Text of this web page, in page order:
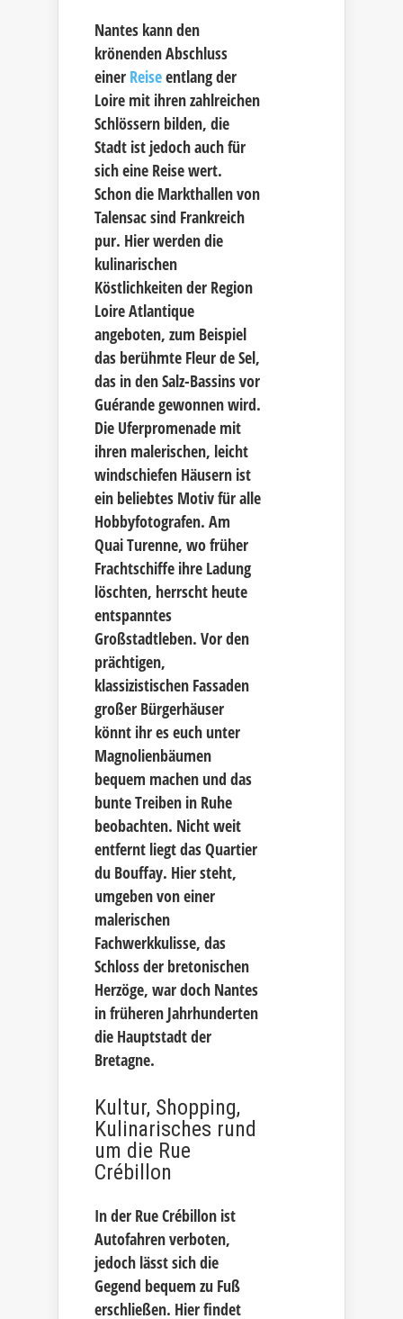
Nantes kann den
krönenden Abschluss
einer Reiseentlang der
Loire mit ihren zahlreichen
Schlössern bilden, die
Stadt ist jedoch auch für
sich eine Reise wert.
Schon die Markthallen von
Talensac sind Frankreich
pur. Hier werden die
kulinarischen
Köstlichkeiten der Region
Loire Atlantique
angeboten, zum Beispiel
das berühmte Fleur de Sel,
das in den Salz-Bassins vor
Guérande gewonnen wird.
Die Uferpromenade mit
ihren malerischen, leicht
windschiefen Häusern ist
ein beliebtes Motiv für alle
Hobbyfotografen. Am
Quai Turenne, wo früher
Frachtschiffe ihre Ladung
löschten, herrscht heute
entspanntes
Großstadtleben. Vor den
prächtigen,
klassizistischen Fassaden
großer Bürgerhäuser
könnt ihr es euch unter
Magnolienbäumen
bequem machen und das
bunte Treiben in Ruhe
beobachten. Nicht weit
entfernt liegt das Quartier
du Bouffay. Hier steht,
umgeben von einer
malerischen
Fachwerkkulisse, das
Schloss der bretonischen
Herzöge, war doch Nantes
in früheren Jahrhunderten
die Hauptstadt der
Bretagne.
Kultur, Shopping,
Kulinarisches rund
um die Rue
Crébillon
In der Rue Crébillon ist
Autofahren verboten,
jedoch lässt sich die
Gegend bequem zu Fuß
erschließen. Hier findet